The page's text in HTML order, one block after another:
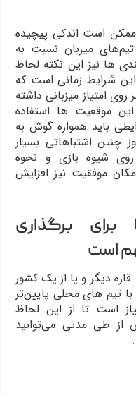
ممکن است اندکی پیچیده
میزبان نسبت به
ها نیز این نکته لحاظ
شرایط زمانی است که
امتیاز میزبانی داشته
موقعیت ها استفاده
باید همواره گوش به
چنین اشتباهاتی بسیار
شیوه بازی و نحوه
موفقیت نیز افزایش
برگذاری
است
دیگر و یا از یک کشور
تیم های محلی پایین‌تر
است تا از این لحاظ
از طی مدتی می‌توانید